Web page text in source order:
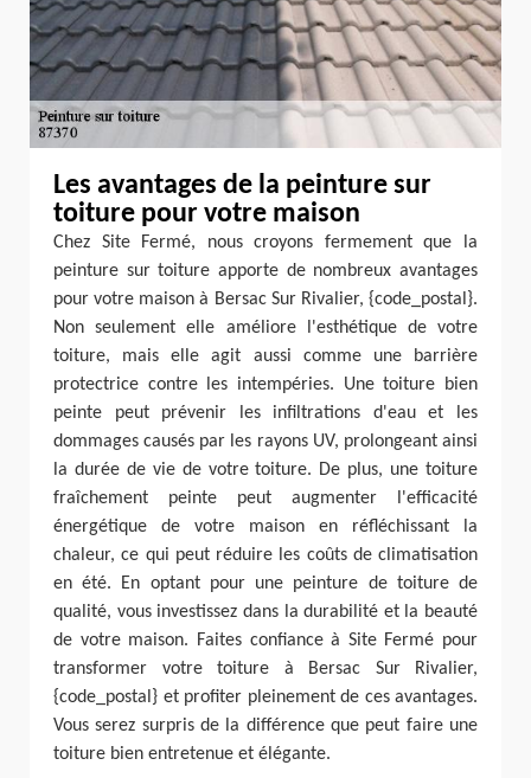
Les avantages de la peinture sur
toiture pour votre maison
Chez Site Fermé, nous croyons fermement que la
peinture sur toiture apporte de nombreux avantages
pour votre maison à Bersac Sur Rivalier, {code_postal}.
Non seulement elle améliore l'esthétique de votre
toiture, mais elle agit aussi comme une barrière
protectrice contre les intempéries. Une toiture bien
peinte peut prévenir les infiltrations d'eau et les
dommages causés par les rayons UV, prolongeant ainsi
la durée de vie de votre toiture. De plus, une toiture
fraîchement peinte peut augmenter l'efficacité
énergétique de votre maison en réfléchissant la
chaleur, ce qui peut réduire les coûts de climatisation
en été. En optant pour une peinture de toiture de
qualité, vous investissez dans la durabilité et la beauté
de votre maison. Faites confiance à Site Fermé pour
transformer votre toiture à Bersac Sur Rivalier,
{code_postal} et profiter pleinement de ces avantages.
Vous serez surpris de la différence que peut faire une
toiture bien entretenue et élégante.